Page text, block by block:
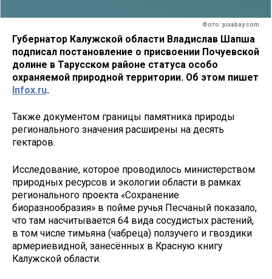
Фото: pixabay.com
Губернатор Калужской области Владислав Шапша
подписал постановление о присвоении Почуевской
долине в Тарусском районе статуса особо
охраняемой природной территории. Об этом пишет
Infox.ru.
Также документом границы памятника природы
регионального значения расширены на десять
гектаров.
Исследование, которое проводилось министерством
природных ресурсов и экологии области в рамках
регионального проекта «Сохранение
биоразнообразия» в пойме ручья Песчаный показало,
что там насчитывается 64 вида сосудистых растений,
в том числе тимьяна (чабреца) ползучего и гвоздики
армериевидной, занесённых в Красную книгу
Калужской области.